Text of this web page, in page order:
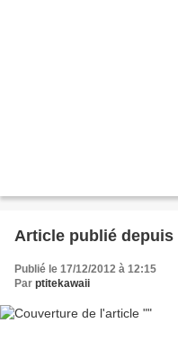
Publié le 17/12/2012 à 12:15
Par ptitekawaii